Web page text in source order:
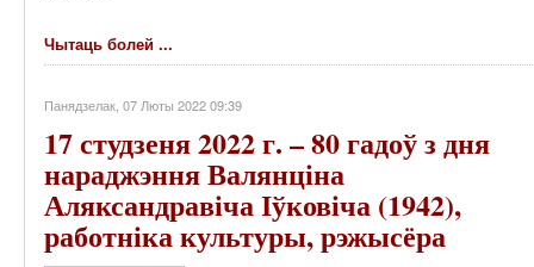
Чытаць болей ...
Панядзелак, 07 Люты 2022 09:39
17 студзеня 2022 г. – 80 гадоў з дня
нараджэння Валянціна
Аляксандравіча Іўковіча (1942),
работніка культуры, рэжысёра